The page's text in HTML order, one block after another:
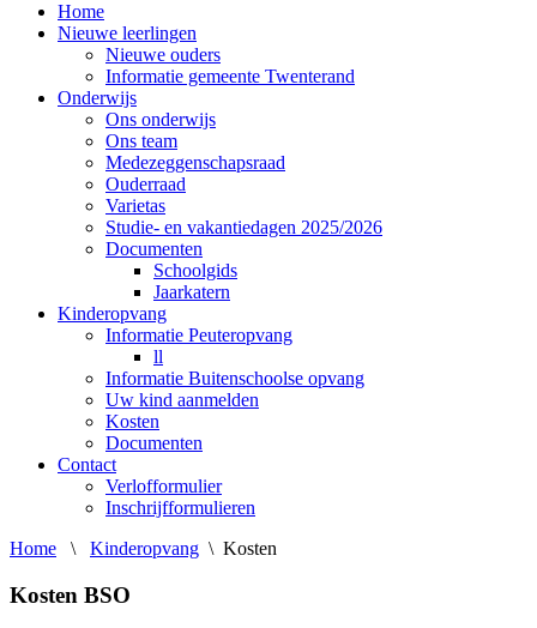
Home
Nieuwe leerlingen
Nieuwe ouders
Informatie gemeente Twenterand
Onderwijs
Ons onderwijs
Ons team
Medezeggenschapsraad
Ouderraad
Varietas
Studie- en vakantiedagen 2025/2026
Documenten
Schoolgids
Jaarkatern
Kinderopvang
Informatie Peuteropvang
ll
Informatie Buitenschoolse opvang
Uw kind aanmelden
Kosten
Documenten
Contact
Verlofformulier
Inschrijfformulieren
Home
\ Kinderopvang \ Kosten
Kosten BSO